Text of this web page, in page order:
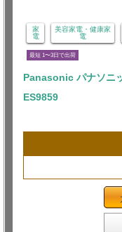
家
電
美容家電・健康家
電
最短 1〜3日で出荷
Panasonic パナソニ
ES9859